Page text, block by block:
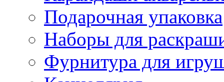
Подарочная упаковка
Наборы для
Фурнитура для